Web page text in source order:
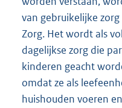
van gebruikelijke
Zorg. Het wordt als
dagelijkse zorg die
kinderen geacht
omdat ze als
huishouden voeren